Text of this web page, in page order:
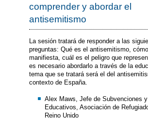
comprender y abordar el
antisemitismo
La sesión tratará de responder a las
preguntas: Qué es el antisemitismo,
manifiesta, cuál es el peligro que
es necesario abordarlo a través de la
tema que se tratará será el del
contexto de España.
Alex Maws, Jefe de Subvenciones
Educativos, Asociación de
Reino Unido